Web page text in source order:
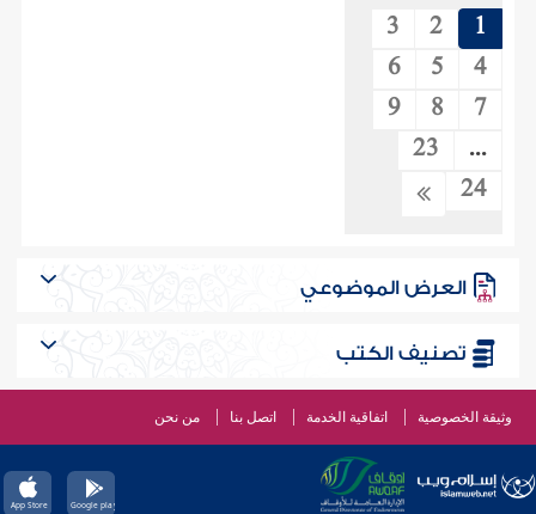
1
2
3
4
5
6
7
8
9
...
23
24
العرض الموضوعي
تصنيف الكتب
وثيقة الخصوصية اتفاقية الخدمة اتصل بنا من نحن